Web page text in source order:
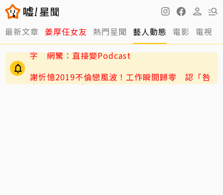
最新文章 姜厚任女友 熱門星聞 藝人動態 電影 電視
老高與小茉新片「AI圖片也沒了」全程黑底白
字 網驚：直接變Podcast
謝忻憶2019不倫戀風波！工作瞬間歸零 認「咎
由自取」吐心聲